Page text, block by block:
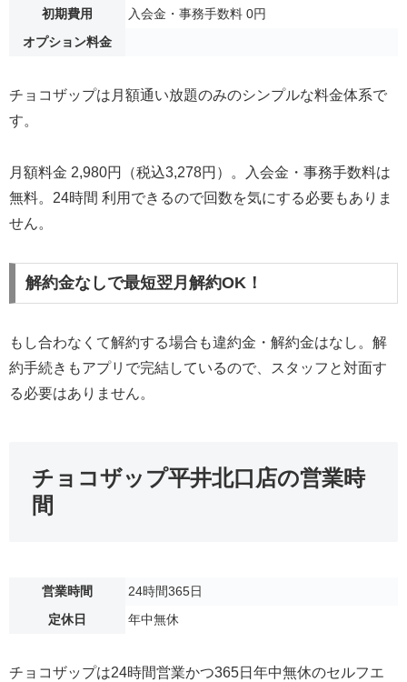
初期費用
入会金・事務手数料 0円
オプション料金
チョコザップは月額通い放題のみのシンプルな料金体系で
す。
月額料金 2,980円（税込3,278円）。入会金・事務手数料は
無料。24時間 利用できるので回数を気にする必要もありま
せん。
解約金なしで最短翌月解約OK！
もし合わなくて解約する場合も違約金・解約金はなし。解
約手続きもアプリで完結しているので、スタッフと対面す
る必要はありません。
チョコザップ平井北口店の営業時
間
営業時間
24時間365日
定休日
年中無休
チョコザップは24時間営業かつ365日年中無休のセルフエ